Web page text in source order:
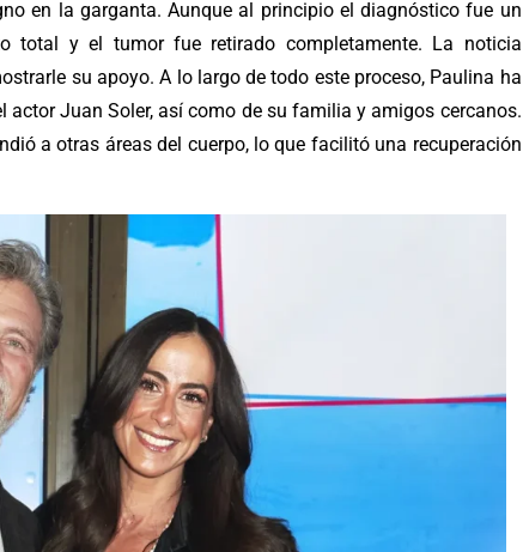
en la garganta. Aunque al principio el diagnóstico fue un
total y el tumor fue retirado completamente. La noticia
su apoyo.A lo largo de todo este proceso, Paulina ha
Juan Soler, así como de su familia y amigos cercanos.
a otras áreas del cuerpo, lo que facilitó una recuperación